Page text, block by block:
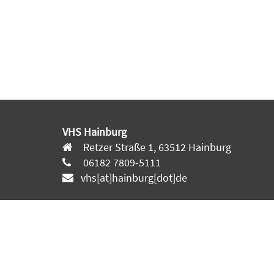
VHS Hainburg
Retzer Straße 1, 63512 Hainburg
06182 7809-5111
vhs[at]hainburg[dot]de